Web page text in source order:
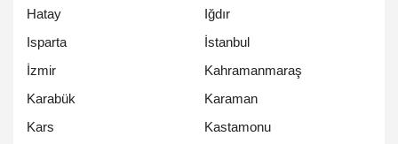
Hatay
Iğdır
Isparta
İstanbul
İzmir
Kahramanmaraş
Karabük
Karaman
Kars
Kastamonu